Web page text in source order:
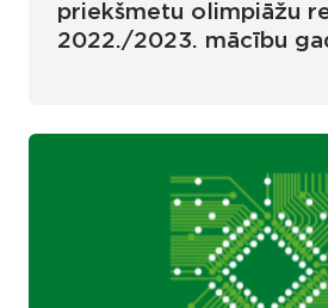
priekšmetu olimpiāžu
2022./2023. mācību